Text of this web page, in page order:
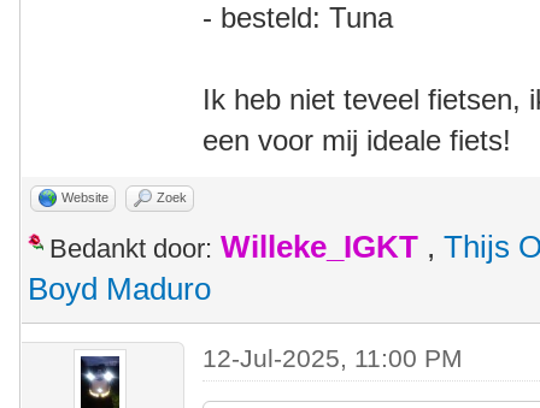
- besteld: Tuna
Ik heb niet teveel fietsen,
een voor mij ideale fiets!
Website Zoek
Bedankt door: Willeke_IGKT , Thijs
Boyd Maduro
12-Jul-2025, 11:00 PM